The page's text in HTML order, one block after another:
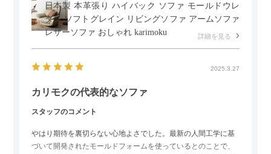
日本製 本革張り ハイバック ソファ モールドウレ
タン ソフトグレイン リビングソファ アームソファ
レザーソファ おしゃれ karimoku
詳細を見る
2025.3.27
カリモクの代表的なソファ
スタッフのコメント
やはり期待を裏切らない心地よさでした。最新の人間工学に基
づいて開発されたモールドフォームを使っているとのことで、